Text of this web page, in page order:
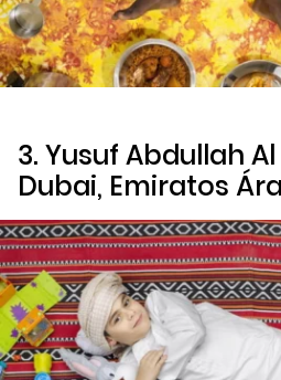
3. Yusuf Abdullah
Dubai, Emiratos